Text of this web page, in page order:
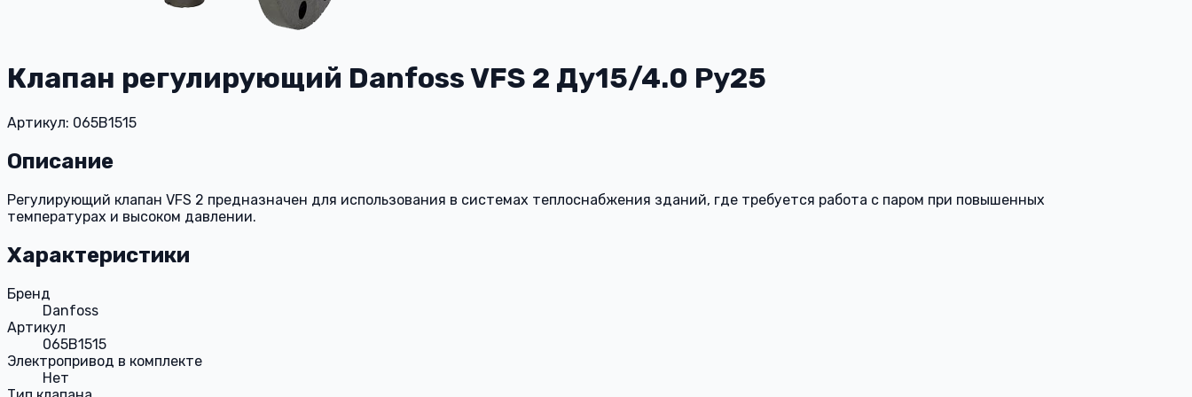
Клапан регулирующий Danfoss VFS 2 Ду15/4.0 Ру25
Артикул: 065B1515
Описание
Регулирующий клапан VFS 2 предназначен для использования в системах теплоснабжения зданий, где требуется работа с паром при повышенных
температурах и высоком давлении.
Характеристики
Бренд
Danfoss
Артикул
065B1515
Электропривод в комплекте
Нет